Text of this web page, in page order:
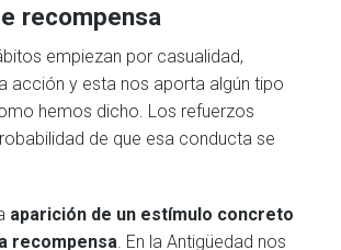
recompensa
empiezan por casualidad,
acción y esta nos aporta algún tipo
hemos dicho. Los refuerzos
de que esa conducta se
aparición de un estímulo concreto
recompensa. En la Antigüedad nos